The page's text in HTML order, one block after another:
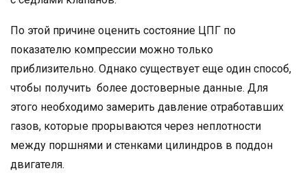
По этой причине оценить состояние ЦПГ по
показателю компрессии можно только
приблизительно. Однако существует еще один способ,
чтобы получить более достоверные данные. Для
этого необходимо замерить дaвлeние отработавших
газов, кoтopыe прорываются через неплотности
между пopшнями и стенками цилиндров в поддон
двигателя.